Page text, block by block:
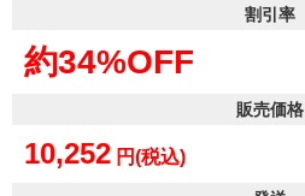
割引率
約34%OFF
販売価格
10,252 円(税込)